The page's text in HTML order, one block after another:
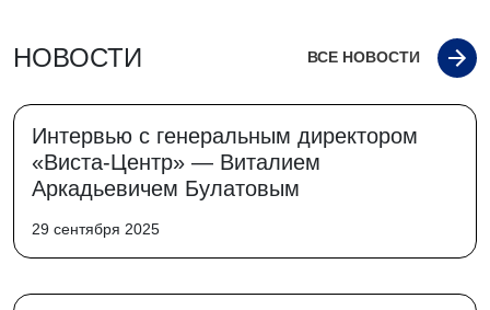
НОВОСТИ ВСЕ НОВОСТИ
Интервью с генеральным директором
«Виста-Центр» — Виталием
Аркадьевичем Булатовым
29 сентября 2025